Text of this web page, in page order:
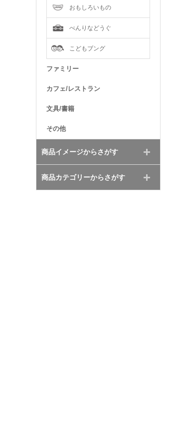
おもしろいもの
べんりなどうぐ
こどもブング
ファミリー
カフェ/レストラン
文具/書籍
その他
商品イメージからさがす
商品カテゴリーからさがす